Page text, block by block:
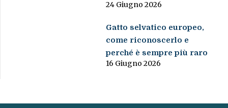
Tribunale di Vallo della Lucania